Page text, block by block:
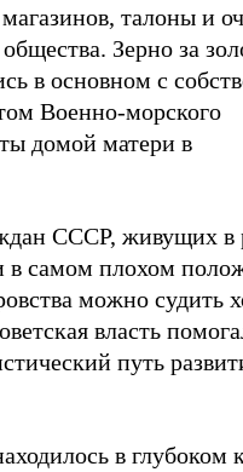
талоны и
Зерно за
в основном с
Военно-морского
домой матери в
СССР, живущих в
в самом плохом
можно судить
власть
путь
в глубоком